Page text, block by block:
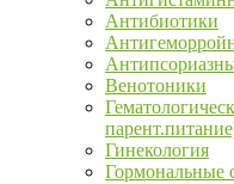
Антибиотики
Венотоники
Гинекология
Гормональные